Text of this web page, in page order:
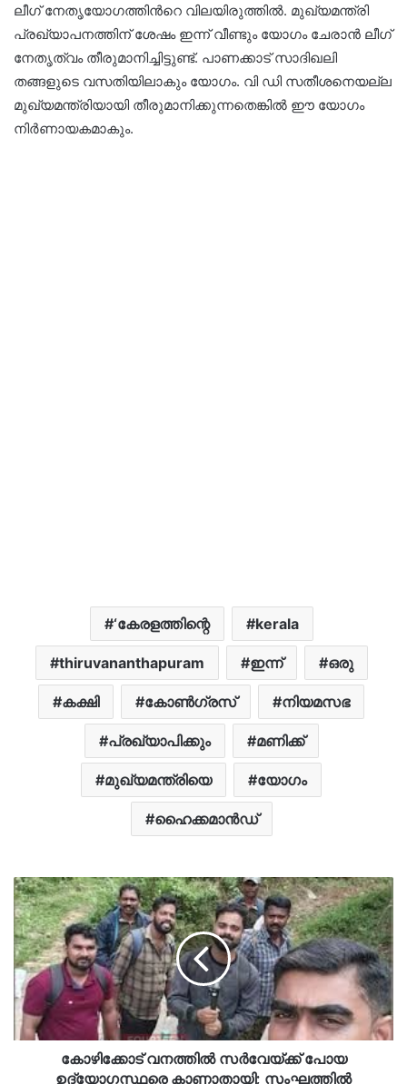
ലീഗ് നേതൃയോഗത്തിന്‍റെ വിലയിരുത്തില്‍. മുഖ്യമന്ത്രി
പ്രഖ്യാപനത്തിന് ശേഷം ഇന്ന് വീണ്ടും യോഗം ചേരാന്‍ ലീഗ്
നേതൃത്വം തീരുമാനിച്ചിട്ടുണ്ട്. പാണക്കാട് സാദിഖലി
തങ്ങളുടെ വസതിയിലാകും യോഗം. വി ഡി സതീശനെയല്ല
മുഖ്യമന്ത്രിയായി തീരുമാനിക്കുന്നതെങ്കില്‍ ഈ യോഗം
നിര്‍ണായകമാകും.
‘കേരളത്തിന്റെ kerala
thiruvananthapuram ഇന്ന് ഒരു
കക്ഷി കോൺഗ്രസ് നിയമസഭ
പ്രഖ്യാപിക്കും മണിക്ക്
മുഖ്യമന്ത്രിയെ യോഗം
ഹൈക്കമാന്‍ഡ്
കോഴിക്കോട് വനത്തില്‍ സര്‍വേയ്ക്ക് പോയ
ഉദ്യോഗസ്ഥരെ കാണാതായി; സംഘത്തില്‍